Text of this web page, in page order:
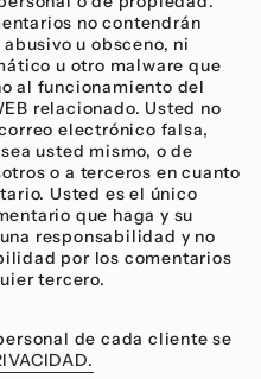
no contendrán
u obsceno, ni
u otro malware que
al funcionamiento del
relacionado. Usted no
electrónico falsa,
usted mismo, o de
o a terceros en cuanto
Usted es el único
que haga y su
responsabilidad y no
por los comentarios
tercero.
de cada cliente se